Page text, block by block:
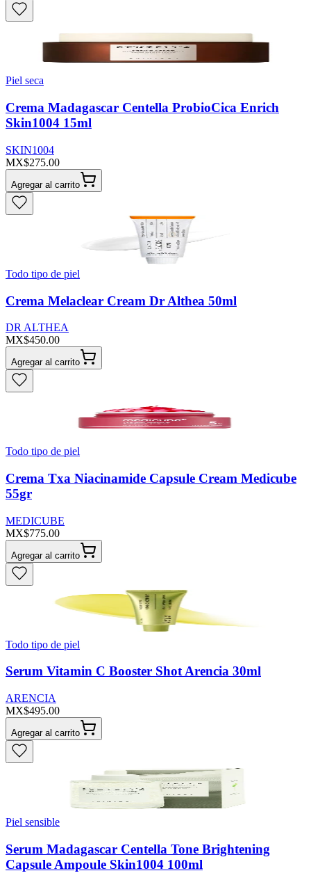
Piel seca
Crema Madagascar Centella ProbioCica Enrich
Skin1004 15ml
SKIN1004
MX$275.00
Agregar al carrito
Todo tipo de piel
Crema Melaclear Cream Dr Althea 50ml
DR ALTHEA
MX$450.00
Agregar al carrito
Todo tipo de piel
Crema Txa Niacinamide Capsule Cream Medicube
55gr
MEDICUBE
MX$775.00
Agregar al carrito
Todo tipo de piel
Serum Vitamin C Booster Shot Arencia 30ml
ARENCIA
MX$495.00
Agregar al carrito
Piel sensible
Serum Madagascar Centella Tone Brightening
Capsule Ampoule Skin1004 100ml